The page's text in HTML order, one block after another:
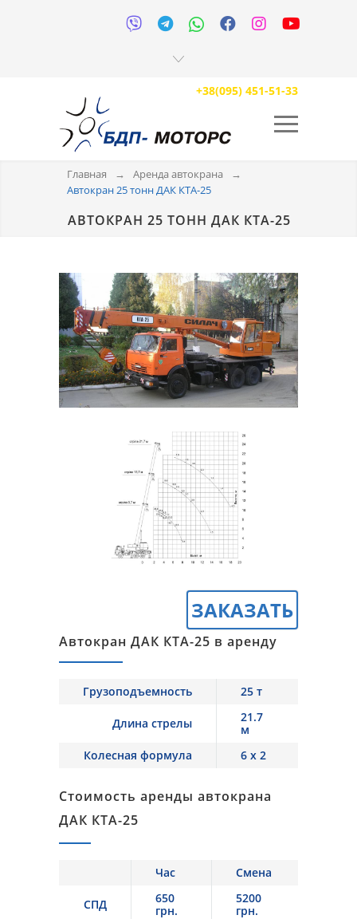
     
+38(095) 451-51-33
Главная → Аренда автокрана
→
Автокран 25 тонн ДАК КТА-25
АВТОКРАН 25 ТОНН ДАК КТА-25
ЗАКАЗАТЬ
Автокран ДАК КТА-25 в аренду
Грузоподъемность 25 т
Длина стрелы
21.7
м
Колесная формула
6 x 2
Стоимость аренды автокрана
ДАК КТА-25
Час Смена
СПД
650
грн.
5200
грн.